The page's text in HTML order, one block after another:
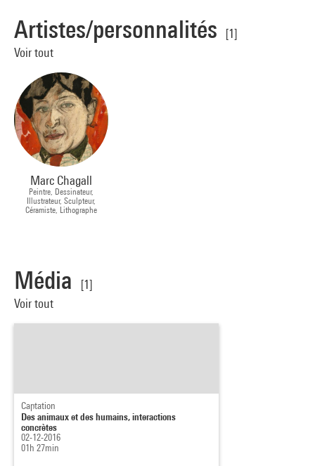
Artistes/personnalités
[1]
Voir tout
Marc Chagall
Peintre, Dessinateur,
Illustrateur, Sculpteur,
Céramiste, Lithographe
Média
[1]
Voir tout
Captation
Des animaux et des humains, interactions
concrètes
02-12-2016
01h 27min